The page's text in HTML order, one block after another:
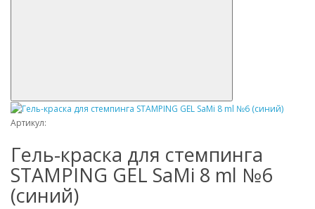
Артикул:
Гель-краска для стемпинга
STAMPING GEL SaMi 8 ml №6
(синий)